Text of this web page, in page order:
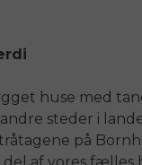
huse med
steder i
på